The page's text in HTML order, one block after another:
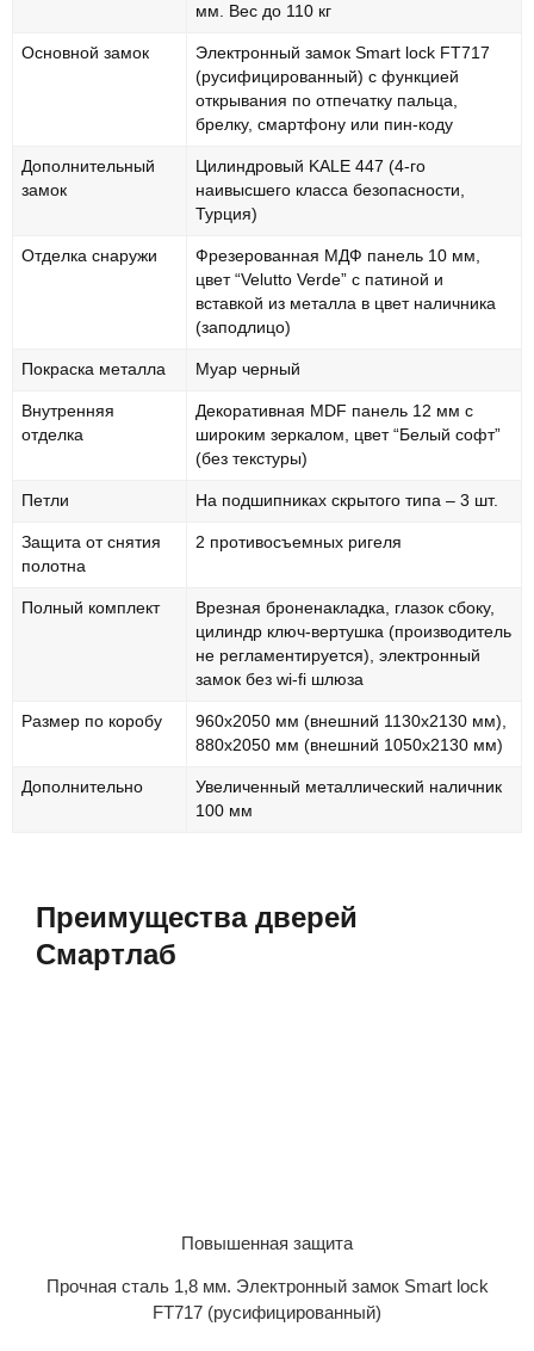
мм. Вес до 110 кг
Основной замок
Электронный замок Smart lock FT717
(русифицированный) с функцией
открывания по отпечатку пальца,
брелку, смартфону или пин-коду
Дополнительный
замок
Цилиндровый KALE 447 (4-го
наивысшего класса безопасности,
Турция)
Отделка снаружи
Фрезерованная МДФ панель 10 мм,
цвет “Velutto Verde” с патиной и
вставкой из металла в цвет наличника
(заподлицо)
Покраска металла Муар черный
Внутренняя
отделка
Декоративная MDF панель 12 мм с
широким зеркалом, цвет “Белый софт”
(без текстуры)
Петли На подшипниках скрытого типа – 3 шт.
Защита от снятия
полотна
2 противосъемных ригеля
Полный комплект
Врезная броненакладка, глазок сбоку,
цилиндр ключ-вертушка (производитель
не регламентируется), электронный
замок без wi-fi шлюза
Размер по коробу
960х2050 мм (внешний 1130х2130 мм),
880х2050 мм (внешний 1050х2130 мм)
Дополнительно
Увеличенный металлический наличник
100 мм
Преимущества дверей
Смартлаб
Повышенная защита
Прочная сталь 1,8 мм. Электронный замок Smart lock
FT717 (русифицированный)